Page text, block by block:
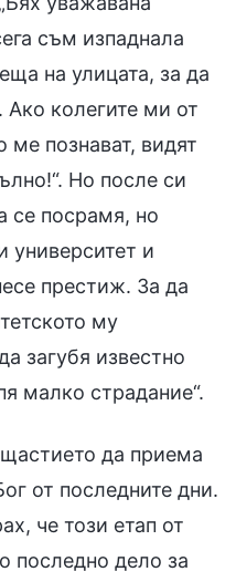
съм изпаднала
на улицата, за да
Ако колегите ми от
ме познават, видят
Но после си
се посрамя, но
университет и
престиж. За да
му
загубя известно
малко страдание“.
да приема
от последните дни.
че този етап от
последно дело за